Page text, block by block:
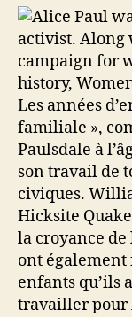
Les années
familiale »,
Paulsdale à
son travail de
civiques.
Hicksite
la croyance de
ont
enfants qu’ils
travailler pour